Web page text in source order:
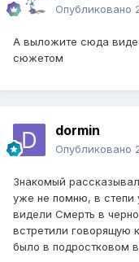
Опубликовано
А выложите сюда
сюжетом
dormin
Опубликовано
Знакомый
уже не помню, в степи
видели Смерть в
встретили говорящую
было в подростковом